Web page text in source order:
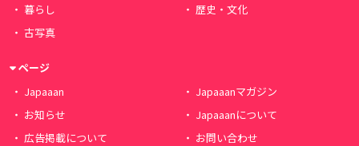
暮らし
歴史・文化
古写真
ページ
Japaaan
Japaaanマガジン
お知らせ
Japaaanについて
広告掲載について
お問い合わせ